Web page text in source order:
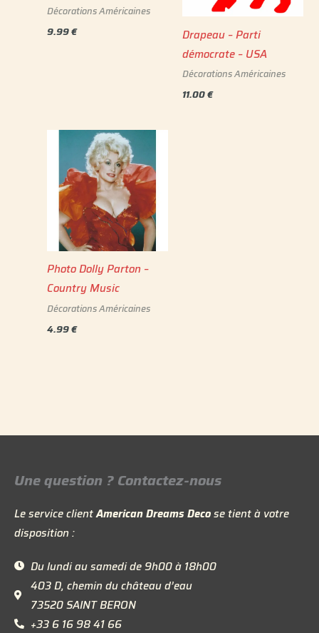
Décorations Américaines
9.99€
Drapeau – Parti
démocrate – USA
Décorations Américaines
11.00€
Photo Dolly Parton –
Country Music
Décorations Américaines
4.99€
Une question ? Contactez-nous
Le service clientAmerican Dreams Decose tient à votre
disposition :
Du lundi au samedi de 9h00 à 18h00
403 D, chemin du château d’eau
73520 SAINT BERON
+33 6 16 98 41 66